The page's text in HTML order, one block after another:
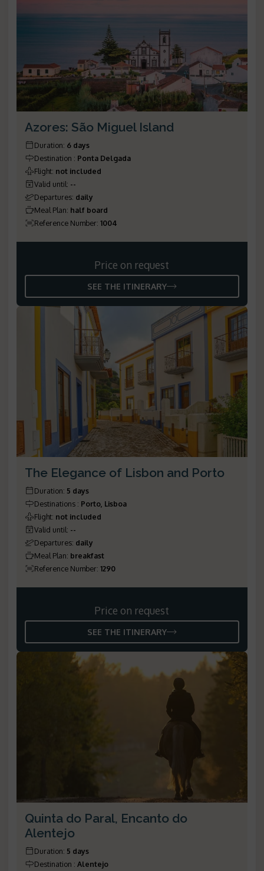
Azores: São Miguel Island
Duration: 6 days
Destination : Ponta Delgada
Flight: not included
Valid until: --
Departures: daily
Meal Plan: half board
Reference Number: 1004
Price on request
SEE THE ITINERARY
The Elegance of Lisbon and Porto
Duration: 5 days
Destinations : Porto, Lisboa
Flight: not included
Valid until: --
Departures: daily
Meal Plan: breakfast
Reference Number: 1290
Price on request
SEE THE ITINERARY
Quinta do Paral, Encanto do
Alentejo
Duration: 5 days
Destination : Alentejo